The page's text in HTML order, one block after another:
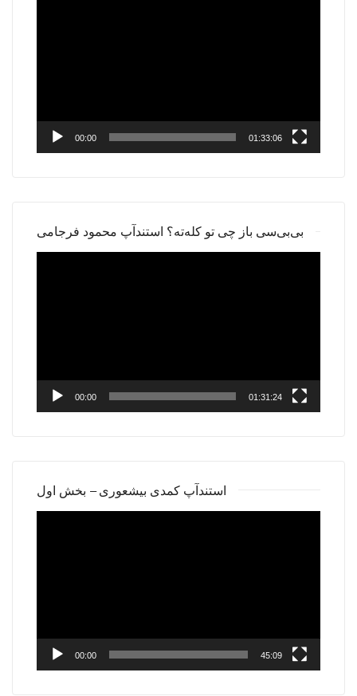
00:00 01:33:06
بی‌بی‌سی باز چی تو کله‌ته؟ استندآپ محمود فرجامی
00:00 01:31:24
استندآپ کمدی بیشعوری – بخش اول
00:00 45:09